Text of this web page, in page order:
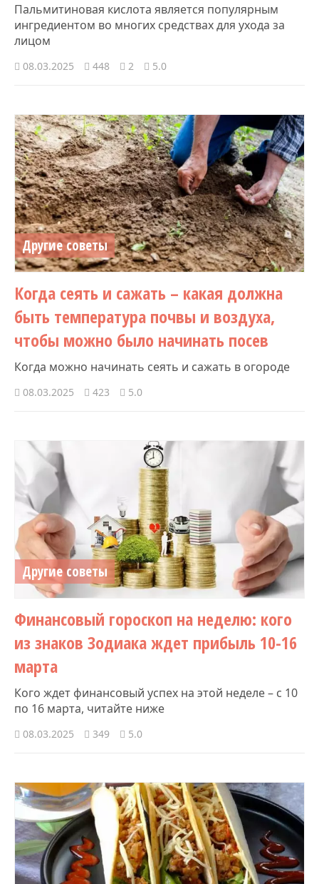
Пальмитиновая кислота является популярным
ингредиентом во многих средствах для ухода за
лицом
08.03.2025 448 2 5.0
Другие советы
Когда сеять и сажать – какая должна
быть температура почвы и воздуха,
чтобы можно было начинать посев
Когда можно начинать сеять и сажать в огороде
08.03.2025 423 5.0
Другие советы
Финансовый гороскоп на неделю: кого
из знаков Зодиака ждет прибыль 10-16
марта
Кого ждет финансовый успех на этой неделе – с 10
по 16 марта, читайте ниже
08.03.2025 349 5.0